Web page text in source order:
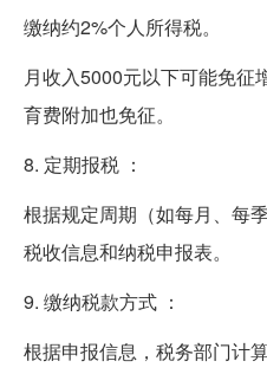
缴纳约2%个人所得税。
月收入5000元以下可能免征
育费附加也免征。
8. 定期报税 ：
根据规定周期（如每月、每
税收信息和纳税申报表。
9. 缴纳税款方式 ：
根据申报信息，税务部门计